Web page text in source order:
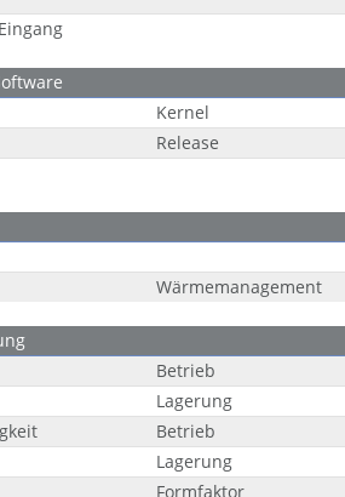
Kernel
Release
Wärmemanagement
Betrieb
Lagerung
Betrieb
Lagerung
Formfaktor